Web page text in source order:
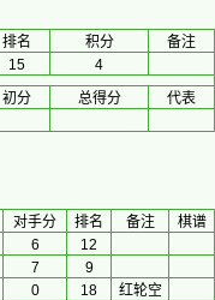
排名 积分
备注
15
4
初分 总得分 代表
对手分 排名 备注
棋谱
6
12
7
9
0 18
红轮空